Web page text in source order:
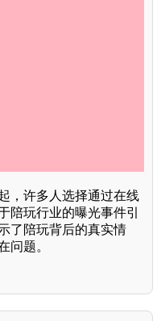
，许多人选择通过在线
陪玩行业的曝光事件引
了陪玩背后的真实情
问题。